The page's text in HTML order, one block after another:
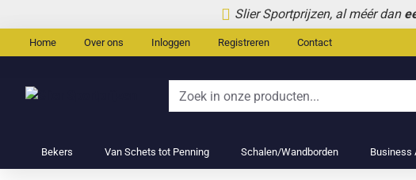
Slier Sportprijzen, al méér dan
Home Over ons Inloggen Registreren Contact
Zoek
producten...
Bekers Van Schets tot Penning Schalen/Wandborden Business